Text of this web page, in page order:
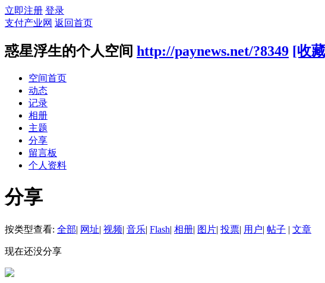
立即注册 登录
支付产业网 返回首页
惑星浮生的个人空间 http://paynews.net/?8349 [收
空间首页
动态
记录
相册
主题
分享
留言板
个人资料
分享
按类型查看: 全部| 网址| 视频| 音乐| Flash| 相册| 图片| 投票| 用户| 帖子 | 文章
现在还没分享